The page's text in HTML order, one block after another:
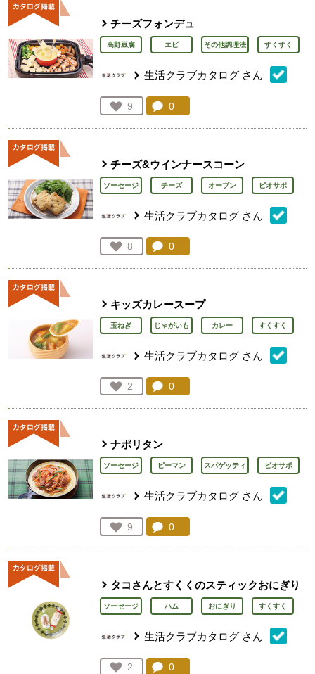
チーズフォンデュ
高野豆腐 エビ その他調理法 すくすく
生活クラブカタログ さん
お気に入り登録：
9
人が登録
コメント：
0
チーズ&ウインナースコーン
ソーセージ チーズ オーブン ビオサポ
生活クラブカタログ さん
お気に入り登録：
8
人が登録
コメント：
0
キッズカレースープ
玉ねぎ じゃがいも カレー すくすく
生活クラブカタログ さん
お気に入り登録：
2
人が登録
コメント：
0
ナポリタン
ソーセージ ピーマン スパゲッティ ビオサポ
生活クラブカタログ さん
お気に入り登録：
9
人が登録
コメント：
0
タコさんとすくくのスティックおにぎり
ソーセージ ハム おにぎり すくすく
生活クラブカタログ さん
お気に入り登録：
2
コメント：
0